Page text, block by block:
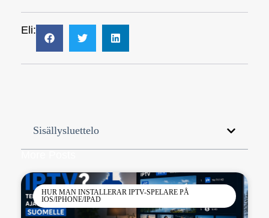
Eli:
Sisällysluettelo
HUR MAN INSTALLERAR IPTV-SPELARE PÅ
IOS/IPHONE/IPAD